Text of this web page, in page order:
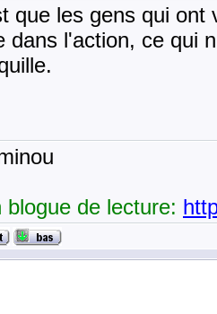
que les gens qui ont
dans l'action, ce qui
blogue de lecture: